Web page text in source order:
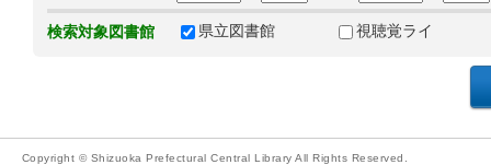
検索対象図書館 県立図書館 視聴覚ライ
Copyright © Shizuoka Prefectural Central Library All Rights Reserved.